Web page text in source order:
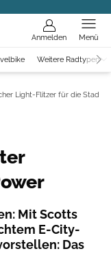
Anmelden Menü
Weitere Radtypen
Light-Flitzer für die Stadt
Mit Scotts
E-City-
Das